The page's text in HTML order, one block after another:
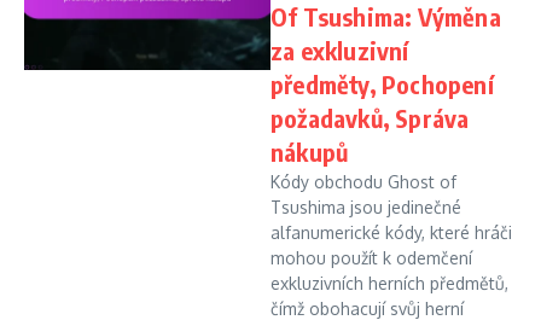
Of Tsushima: Výměna
za exkluzivní
předměty, Pochopení
požadavků, Správa
nákupů
Kódy obchodu Ghost of
Tsushima jsou jedinečné
alfanumerické kódy, které hráči
mohou použít k odemčení
exkluzivních herních předmětů,
čímž obohacují svůj herní